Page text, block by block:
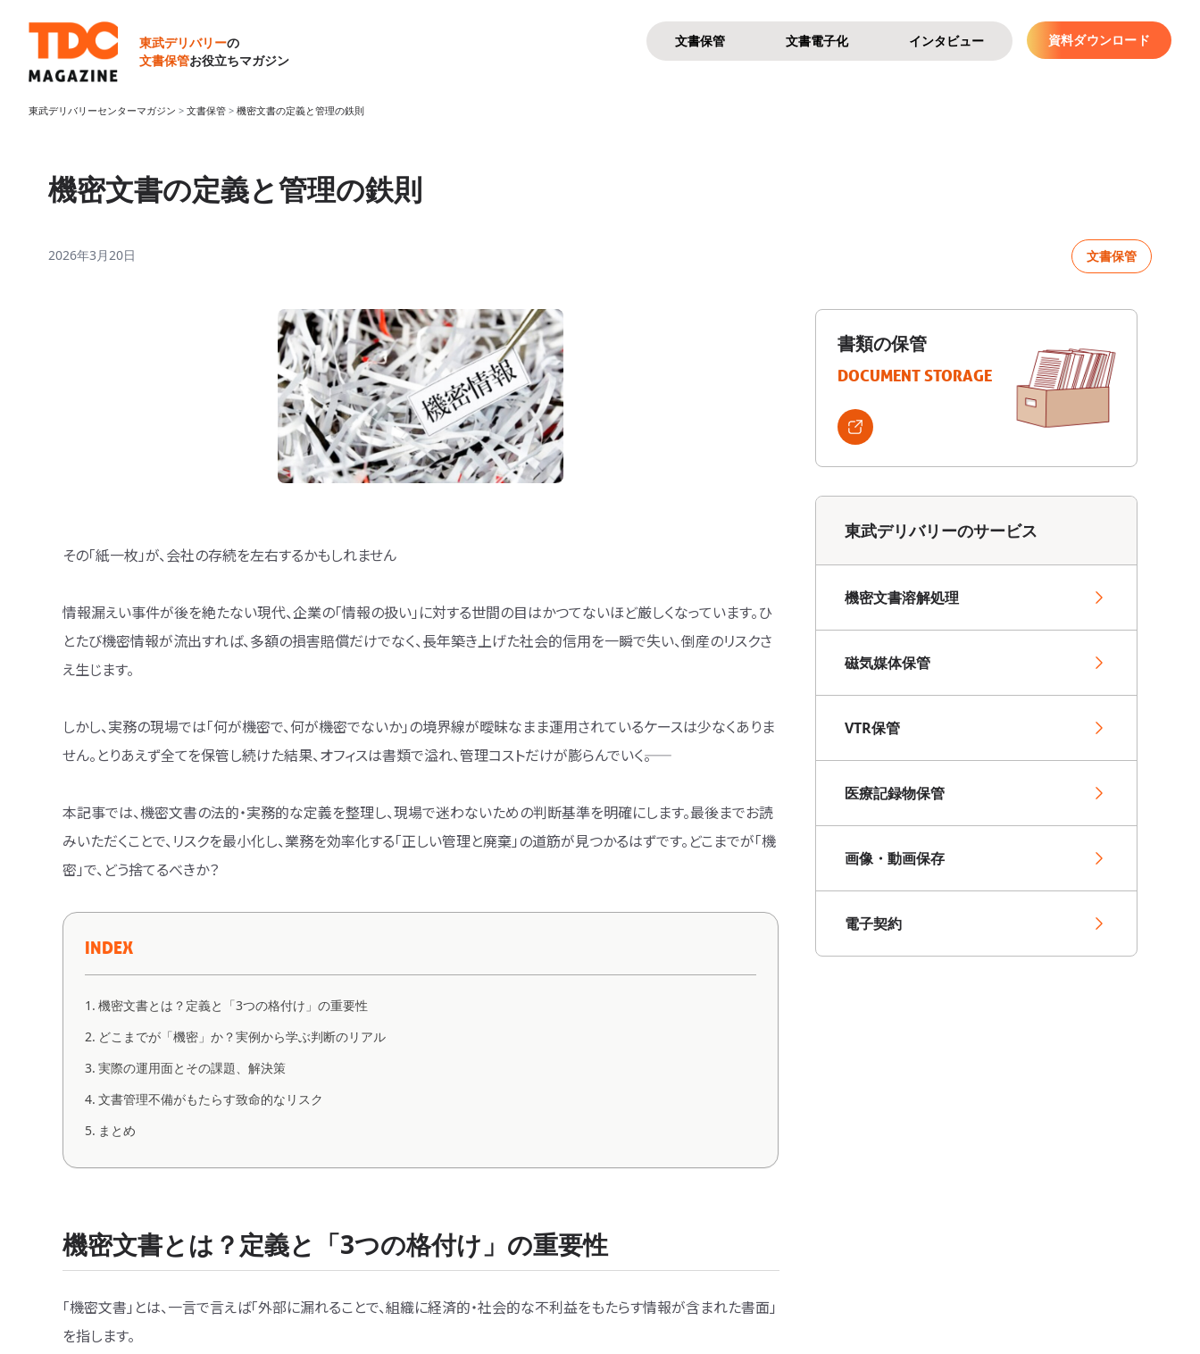
東武デリバリーの
文書保管お役立ちマガジン
文書保管 文書電子化 インタビュー 資料ダウンロード
東武デリバリーセンターマガジン > 文書保管 > 機密文書の定義と管理の鉄則
機密文書の定義と管理の鉄則
2026年3月20日 文書保管
その「紙一枚」が、会社の存続を左右するかもしれません
情報漏えい事件が後を絶たない現代、企業の「情報の扱い」に対する世間の目はかつてないほど厳しくなっています。ひ
とたび機密情報が流出すれば、多額の損害賠償だけでなく、長年築き上げた社会的信用を一瞬で失い、倒産のリスクさ
え生じます。
しかし、実務の現場では「何が機密で、何が機密でないか」の境界線が曖昧なまま運用されているケースは少なくありま
せん。とりあえず全てを保管し続けた結果、オフィスは書類で溢れ、管理コストだけが膨らんでいく――。
本記事では、機密文書の法的・実務的な定義を整理し、現場で迷わないための判断基準を明確にします。最後までお読
みいただくことで、リスクを最小化し、業務を効率化する「正しい管理と廃棄」の道筋が見つかるはずです。どこまでが「機
密」で、どう捨てるべきか？
INDEX
機密文書とは？定義と「3つの格付け」の重要性
どこまでが「機密」か？実例から学ぶ判断のリアル
実際の運用面とその課題、解決策
文書管理不備がもたらす致命的なリスク
まとめ
機密文書とは？定義と「3つの格付け」の重要性
「機密文書」とは、一言で言えば「外部に漏れることで、組織に経済的・社会的な不利益をもたらす情報が含まれた書面」
を指します。
書類の保管
DOCUMENT STORAGE
東武デリバリーのサービス
機密文書溶解処理
磁気媒体保管
VTR保管
医療記録物保管
画像・動画保存
電子契約